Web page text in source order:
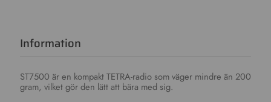
Information
ST7500 är en kompakt TETRA-radio som väger mindre än 200
gram, vilket gör den lätt att bära med sig.